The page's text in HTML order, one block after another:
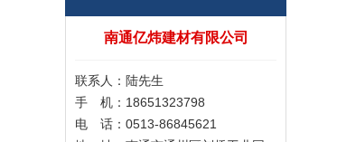
南通亿炜建材有限公司
联系人：陆先生
手 机：18651323798
电 话：0513-86845621